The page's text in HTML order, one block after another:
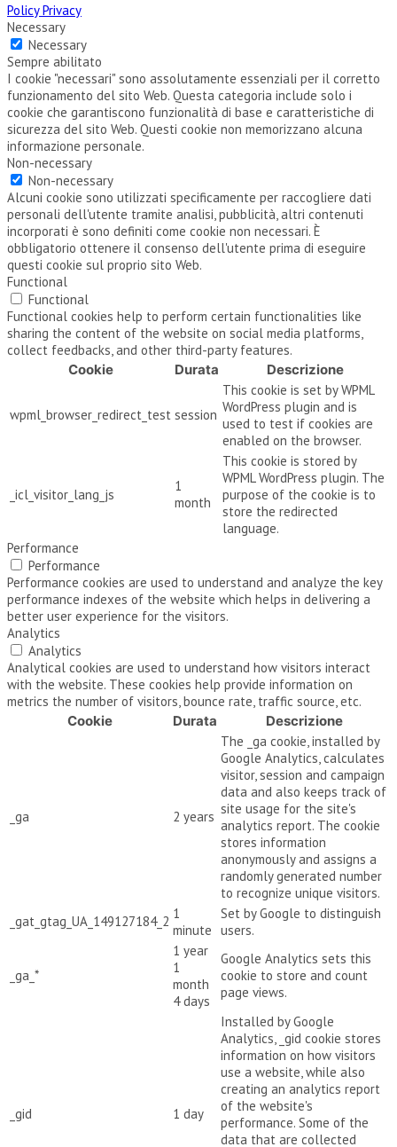
Policy Privacy
Necessary
Necessary
Sempre abilitato
I cookie "necessari" sono assolutamente essenziali per il corretto
funzionamento del sito Web. Questa categoria include solo i
cookie che garantiscono funzionalità di base e caratteristiche di
sicurezza del sito Web. Questi cookie non memorizzano alcuna
informazione personale.
Non-necessary
Non-necessary
Alcuni cookie sono utilizzati specificamente per raccogliere dati
personali dell'utente tramite analisi, pubblicità, altri contenuti
incorporati è sono definiti come cookie non necessari. È
obbligatorio ottenere il consenso dell'utente prima di eseguire
questi cookie sul proprio sito Web.
Functional
Functional
Functional cookies help to perform certain functionalities like
sharing the content of the website on social media platforms,
collect feedbacks, and other third-party features.
Cookie
Durata Descrizione
wpml_browser_redirect_test session
This cookie is set by WPML
WordPress plugin and is
used to test if cookies are
enabled on the browser.
_icl_visitor_lang_js
1
month
This cookie is stored by
WPML WordPress plugin. The
purpose of the cookie is to
store the redirected
language.
Performance
Performance
Performance cookies are used to understand and analyze the key
performance indexes of the website which helps in delivering a
better user experience for the visitors.
Analytics
Analytics
Analytical cookies are used to understand how visitors interact
with the website. These cookies help provide information on
metrics the number of visitors, bounce rate, traffic source, etc.
Cookie
Durata Descrizione
_ga 2 years
The _ga cookie, installed by
Google Analytics, calculates
visitor, session and campaign
data and also keeps track of
site usage for the site's
analytics report. The cookie
stores information
anonymously and assigns a
randomly generated number
to recognize unique visitors.
_gat_gtag_UA_149127184_2 1
minute
Set by Google to distinguish
users.
_ga_*
1 year
1
month
4 days
Google Analytics sets this
cookie to store and count
page views.
_gid 1 day
Installed by Google
Analytics, _gid cookie stores
information on how visitors
use a website, while also
creating an analytics report
of the website's
performance. Some of the
data that are collected